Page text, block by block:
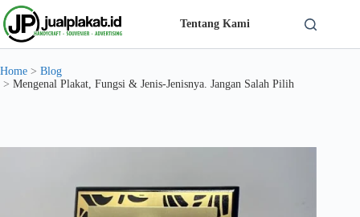
Skip
to
content
Solusi Custom Plakat Nomer 1 di Indonesia - jualplakat.id
Tentang Kami
Home > Blog
> Mengenal Plakat, Fungsi & Jenis-Jenisnya. Jangan Salah Pilih